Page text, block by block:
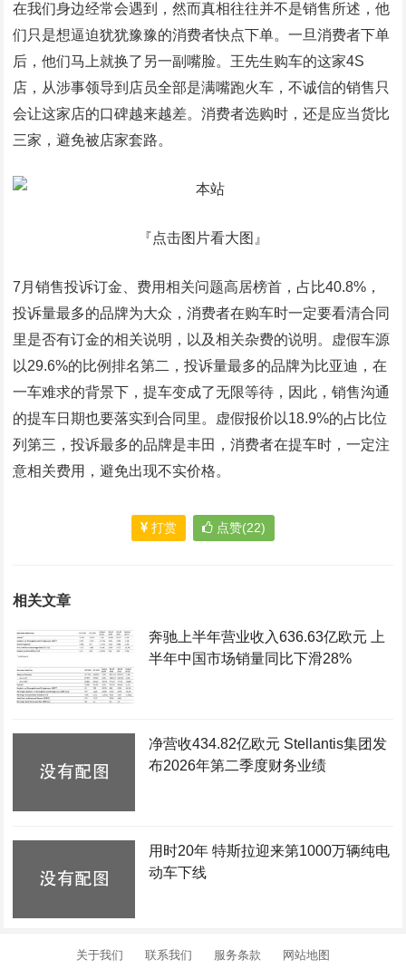
在我们身边经常会遇到，然而真相往往并不是销售所述，他
们只是想逼迫犹犹豫豫的消费者快点下单。一旦消费者下单
后，他们马上就换了另一副嘴脸。王先生购车的这家4S
店，从涉事领导到店员全部是满嘴跑火车，不诚信的销售只
会让这家店的口碑越来越差。消费者选购时，还是应当货比
三家，避免被店家套路。
『点击图片看大图』
7月销售投诉订金、费用相关问题高居榜首，占比40.8%，
投诉量最多的品牌为大众，消费者在购车时一定要看清合同
里是否有订金的相关说明，以及相关杂费的说明。虚假车源
以29.6%的比例排名第二，投诉量最多的品牌为比亚迪，在
一车难求的背景下，提车变成了无限等待，因此，销售沟通
的提车日期也要落实到合同里。虚假报价以18.9%的占比位
列第三，投诉最多的品牌是丰田，消费者在提车时，一定注
意相关费用，避免出现不实价格。
打赏 点赞(22)
相关文章
奔驰上半年营业收入636.63亿欧元 上
半年中国市场销量同比下滑28%
净营收434.82亿欧元 Stellantis集团发
布2026年第二季度财务业绩
用时20年 特斯拉迎来第1000万辆纯电
动车下线
关于我们 联系我们 服务条款 网站地图